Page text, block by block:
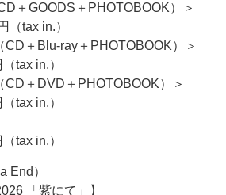
＋GOODS＋PHOTOBOOK）＞
（tax in.）
CD＋Blu-ray＋PHOTOBOOK）＞
tax in.）
CD＋DVD＋PHOTOBOOK）＞
tax in.）
tax in.）
End）
「紫にて」】